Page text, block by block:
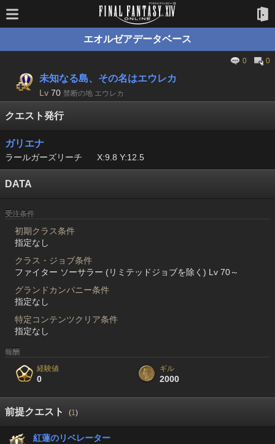
エオルゼアデータベース
0 0
未知なる島、その名はエウレカ
Lv 70 禁断の地 エウレカ
クエスト発行
ガリエナ
ラールガーズリーチ X:9.8 Y:12.5
DATA
受注条件
初期クラス条件
指定なし
クラス・ジョブ条件
ファイター ソーサラー (リミテッドジョブを除く) Lv 70～
グランドカンパニー条件
指定なし
特定コンテンツクリア条件
指定なし
報酬
経験値
0
ギル
2000
前提クエスト (1)
紅蓮のリベレーター